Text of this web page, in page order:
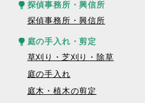
探偵事務所・興信所
探偵事務所・興信所
庭の手入れ・剪定
草刈り・芝刈り・除草
庭の手入れ
庭木・植木の剪定